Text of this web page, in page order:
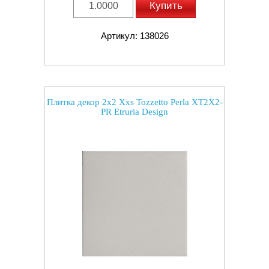
Купить
Артикул: 138026
Плитка декор 2x2 Xxs Tozzetto Perla XT2X2-
PR Etruria Design